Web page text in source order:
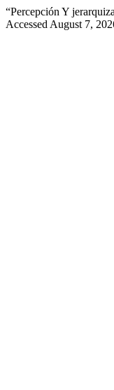
“Percepción Y
Accessed August 7,